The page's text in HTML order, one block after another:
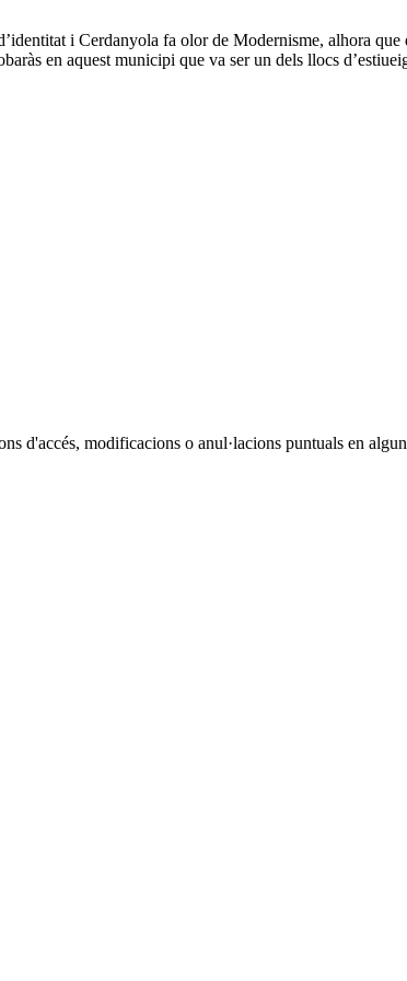
i Cerdanyola fa olor de Modernisme, alhora
en aquest municipi que va ser un dels llocs
d'accés, modificacions o anul·lacions puntuals en